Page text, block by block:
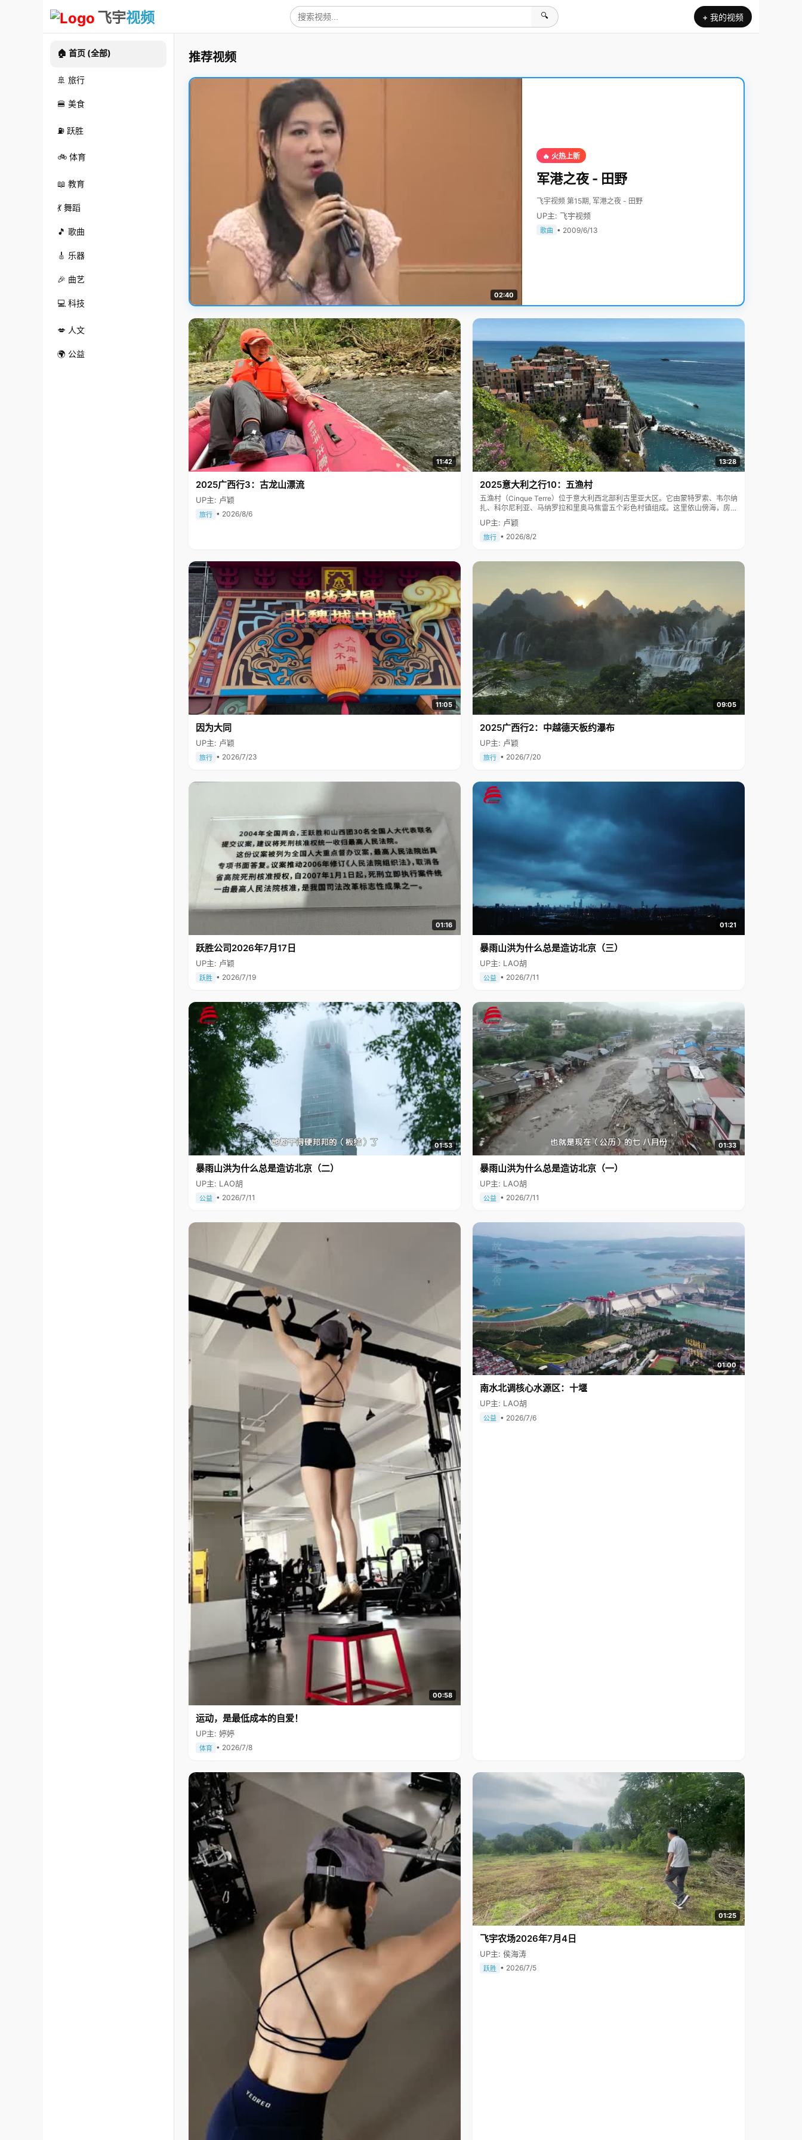
飞宇视频 🔍 + 我的视频
🏠 首页 (全部)
🚢 旅行
🍔 美食
⛽ 跃胜
🚲 体育
📖 教育
💃 舞蹈
🎵 歌曲
🎸 乐器
🎉 曲艺
💻 科技
💋 人文
🌍 公益
推荐视频
02:40
🔥 火热上新
军港之夜 - 田野
飞宇视频 第15期, 军港之夜 - 田野
UP主: 飞宇视频
歌曲 • 2009/6/13
11:42
2025广西行3：古龙山漂流
UP主: 卢颖
旅行 • 2026/8/6
13:28
2025意大利之行10：五渔村
五渔村（Cinque Terre）位于意大利西北部利古里亚大区。它由蒙特罗索、韦尔纳
扎、科尔尼利亚、马纳罗拉和里奥马焦雷五个彩色村镇组成。这里依山傍海，房屋
色彩斑斓，1997年被列为世界文化遗产。
UP主: 卢颖
旅行 • 2026/8/2
11:05
因为大同
UP主: 卢颖
旅行 • 2026/7/23
09:05
2025广西行2：中越德天板约瀑布
UP主: 卢颖
旅行 • 2026/7/20
01:16
跃胜公司2026年7月17日
UP主: 卢颖
跃胜 • 2026/7/19
01:21
暴雨山洪为什么总是造访北京（三）
UP主: LAO胡
公益 • 2026/7/11
01:53
暴雨山洪为什么总是造访北京（二）
UP主: LAO胡
公益 • 2026/7/11
01:33
暴雨山洪为什么总是造访北京（一）
UP主: LAO胡
公益 • 2026/7/11
00:58
运动，是最低成本的自爱！
UP主: 婷婷
体育 • 2026/7/8
01:00
南水北调核心水源区：十堰
UP主: LAO胡
公益 • 2026/7/6
01:25
飞宇农场2026年7月4日
UP主: 侯海涛
跃胜 • 2026/7/5